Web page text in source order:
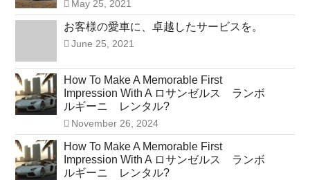
May 25, 2021
お客様の愛車に、卓越したサービスを。
June 25, 2021
How To Make A Memorable First
Impression With A ロサンゼルス ランボ
ルギーニ レンタル?
November 26, 2024
How To Make A Memorable First
Impression With A ロサンゼルス ランボ
ルギーニ レンタル?